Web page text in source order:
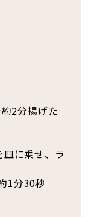
2分揚げた
皿に乗せ、ラ
1分30秒